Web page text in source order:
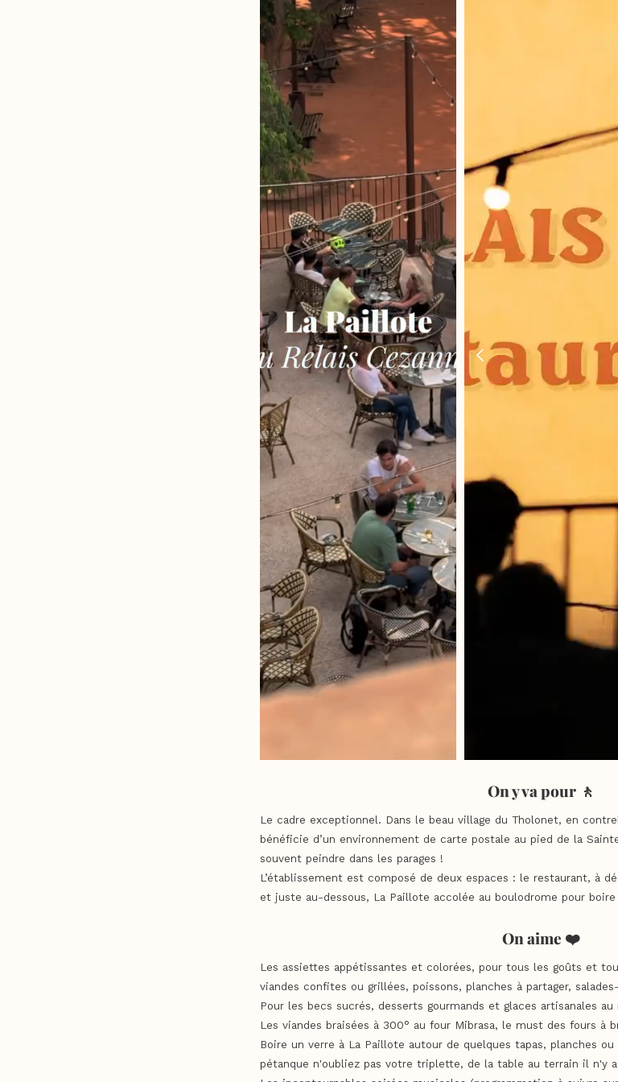
On y va pour 🚶
Le cadre exceptionnel. Dans le beau village du Tholonet, en
bénéficie d’un environnement de carte postale au pied de la
souvent peindre dans les parages !
L’établissement est composé de deux espaces : le restaurant, à
et juste au-dessous, La Paillote accolée au boulodrome pour
On aime ❤️
Les assiettes appétissantes et colorées, pour tous les goûts et
viandes confites ou grillées, poissons, planches à partager,
Pour les becs sucrés, desserts gourmands et glaces artisanales au
Les viandes braisées à 300° au four Mibrasa, le must des fours à
Boire un verre à La Paillote autour de quelques tapas, planches
pétanque n'oubliez pas votre triplette, de la table au terrain il n'y